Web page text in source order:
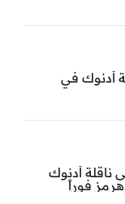
أدنوك في
ناقلة أدنوك
فوراً